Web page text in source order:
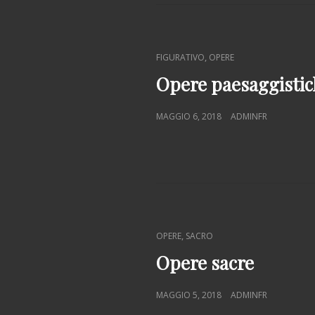
CAT
LINKS
FIGURATIVO, OPERE
Opere
POSTED
MAGGIO 6, 2018 ADMINFR
CAT
LINKS
OPERE, SACRO
Opere sacre
POSTED
MAGGIO 5, 2018 ADMINFR